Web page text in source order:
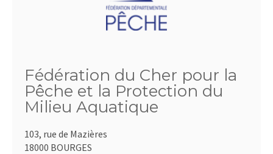
Fédération du Cher pour la
Pêche et la Protection du
Milieu Aquatique
103, rue de Mazières
18000 BOURGES